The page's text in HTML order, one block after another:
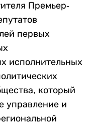
Премьер-
первых
исполнительных
который
управление и